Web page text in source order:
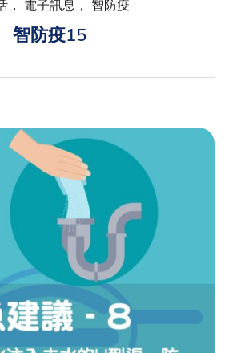
， 電子訊息， 智防疫
智防疫15